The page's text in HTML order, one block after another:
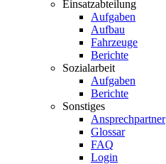
Einsatzabteilung
Aufgaben
Aufbau
Fahrzeuge
Berichte
Sozialarbeit
Aufgaben
Berichte
Sonstiges
Ansprechpartner
Glossar
FAQ
Login